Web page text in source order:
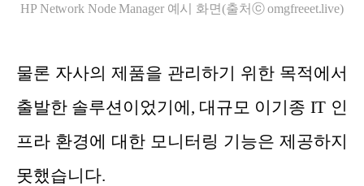
HP Network Node Manager 예시 화면(출처ⓒ omgfreeet.live)
물론 자사의 제품을 관리하기 위한 목적에서
출발한 솔루션이었기에, 대규모 이기종 IT 인
프라 환경에 대한 모니터링 기능은 제공하지
못했습니다.